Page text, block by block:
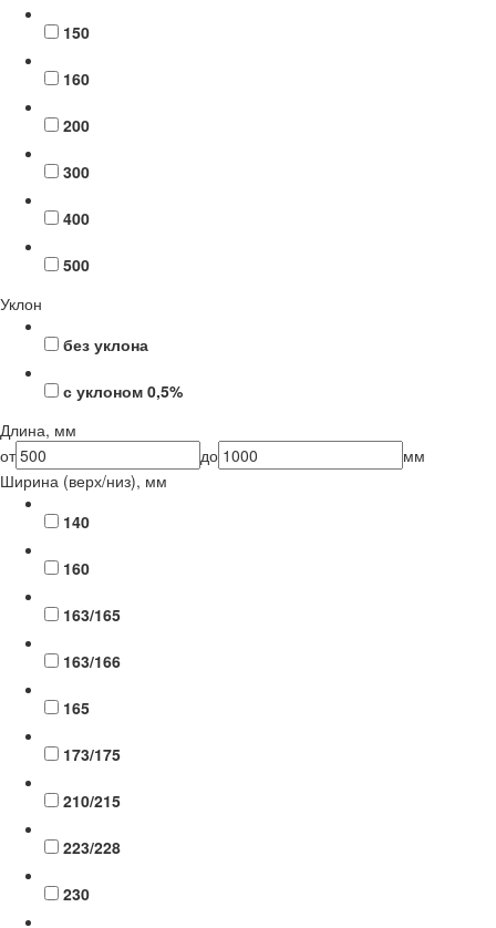
150
160
200
300
400
500
Уклон
без уклона
с уклоном 0,5%
Длина, мм
от
до
мм
Ширина (верх/низ), мм
140
160
163/165
163/166
165
173/175
210/215
223/228
230